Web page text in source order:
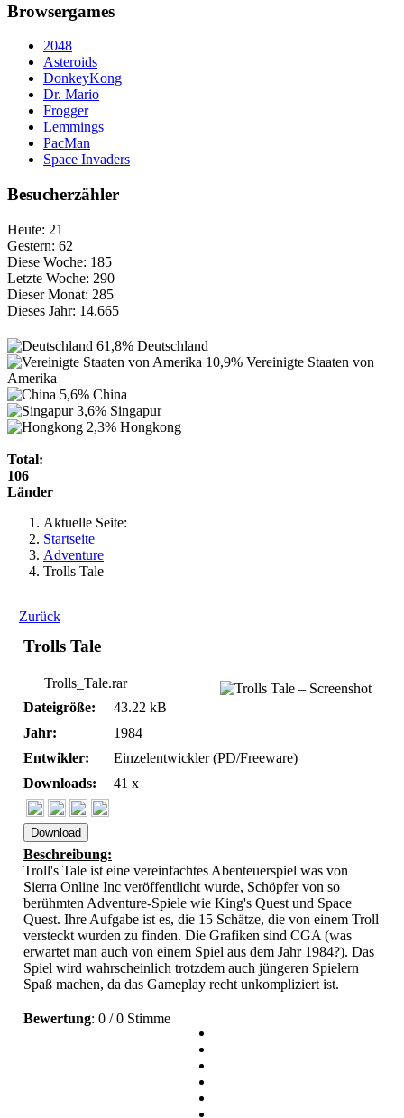
Browsergames
2048
Asteroids
DonkeyKong
Dr. Mario
Frogger
Lemmings
PacMan
Space Invaders
Besucherzähler
Heute: 21
Gestern: 62
Diese Woche: 185
Letzte Woche: 290
Dieser Monat: 285
Dieses Jahr: 14.665
61,8% Deutschland
10,9% Vereinigte Staaten von
Amerika
5,6% China
3,6% Singapur
2,3% Hongkong
Total:
106
Länder
Aktuelle Seite:
Startseite
Adventure
Trolls Tale
Zurück
Trolls Tale
Trolls_Tale.rar
Dateigröße:
43.22 kB
Jahr:
1984
Entwikler:
Einzelentwickler (PD/Freeware)
Downloads:
41 x
Download
Beschreibung:
Troll's Tale ist eine vereinfachtes Abenteuerspiel was von
Sierra Online Inc veröffentlicht wurde, Schöpfer von so
berühmten Adventure-Spiele wie King's Quest und Space
Quest. Ihre Aufgabe ist es, die 15 Schätze, die von einem Troll
versteckt wurden zu finden. Die Grafiken sind CGA (was
erwartet man auch von einem Spiel aus dem Jahr 1984?). Das
Spiel wird wahrscheinlich trotzdem auch jüngeren Spielern
Spaß machen, da das Gameplay recht unkompliziert ist.
Bewertung: 0 / 0 Stimme